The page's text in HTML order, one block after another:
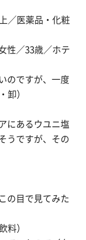
／医薬品・化粧
性／33歳／ホテ
のですが、一度
卸）
にあるウユニ塩
うですが、その
の目で見てみた
料）